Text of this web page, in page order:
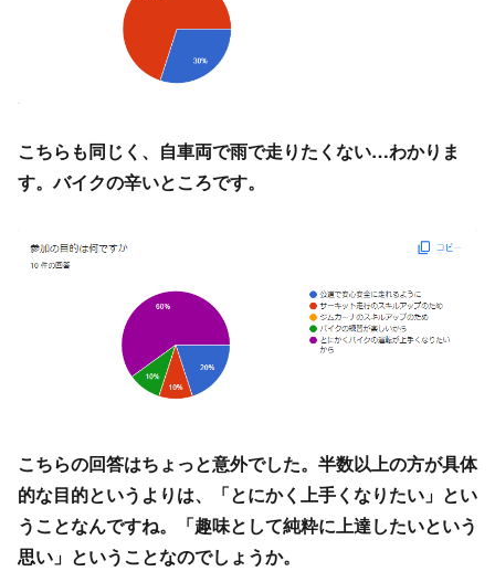
こちらも同じく、自車両で雨で走りたくない…わかりま
す。バイクの辛いところです。
こちらの回答はちょっと意外でした。半数以上の方が具体
的な目的というよりは、「とにかく上手くなりたい」とい
うことなんですね。「趣味として純粋に上達したいという
思い」ということなのでしょうか。